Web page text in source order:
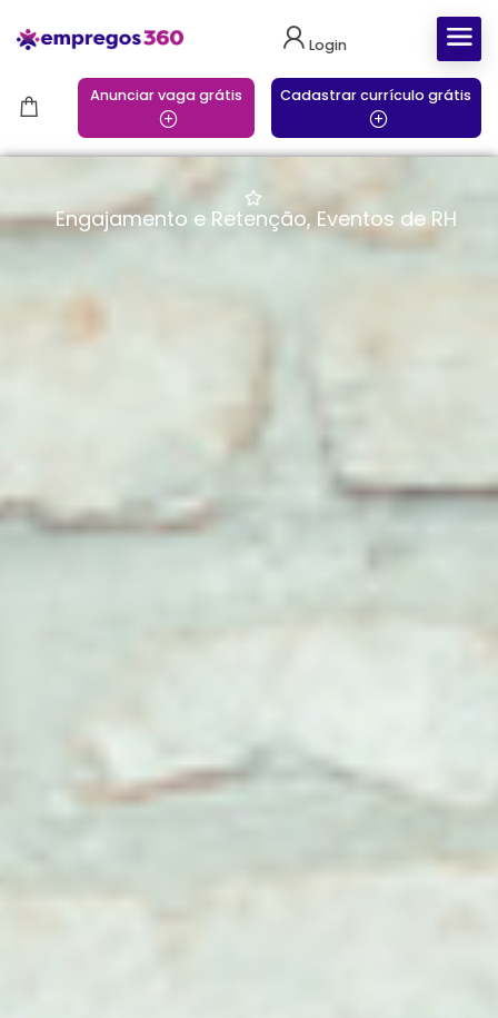
Login
Anunciar vaga grátis Cadastrar currículo grátis
Engajamento e Retenção, Eventos de RH